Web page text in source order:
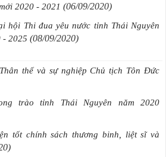
2020 - 2021 (06/09/2020)
hội Thi đua yêu nước tỉnh Thái Nguyên
- 2025 (08/09/2020)
thế và sự nghiệp Chủ tịch Tôn Đức
trào tỉnh Thái Nguyên năm 2020
tốt chính sách thương binh, liệt sĩ và